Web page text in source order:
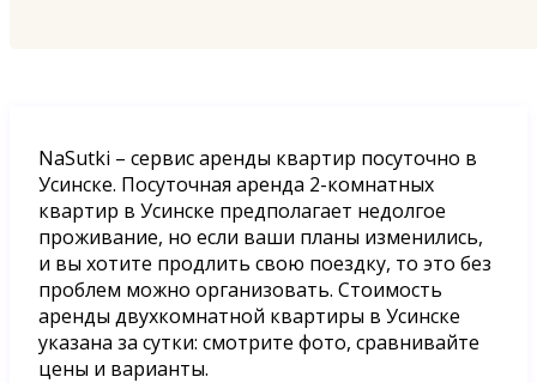
NaSutki – сервис аренды квартир посуточно в
Усинске. Посуточная аренда 2-комнатных
квартир в Усинске предполагает недолгое
проживание, но если ваши планы изменились,
и вы хотите продлить свою поездку, то это без
проблем можно организовать. Стоимость
аренды двухкомнатной квартиры в Усинске
указана за сутки: смотрите фото, сравнивайте
цены и варианты.